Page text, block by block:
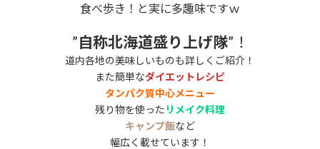
食べ歩き！と実に多趣味ですｗ
”自称北海道盛り上げ隊”！
道内各地の美味しいものも詳しくご紹介！
また簡単なダイエットレシピ
タンパク質中心メニュー
残り物を使った リメイク料理
キャンプ飯など
幅広く載せています！